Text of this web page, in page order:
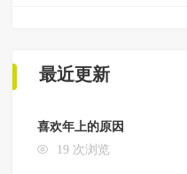
最近更新
喜欢年上的原因
19 次浏览